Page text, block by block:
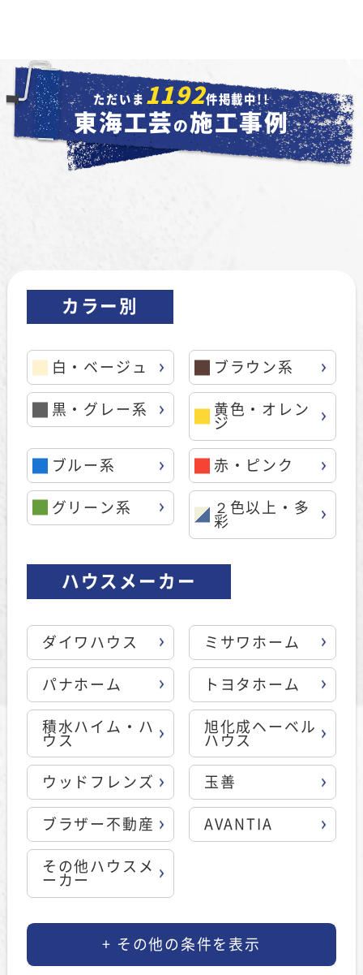
ただいま 1192件掲載中!!
東海工芸 の 施工事例
カラー別
白・ベージュ ブラウン系
黒・グレー系
黄色・オレン
ジ
ブルー系 赤・ピンク
グリーン系
２色以上・多
彩
ハウスメーカー
ダイワハウス ミサワホーム
パナホーム トヨタホーム
積水ハイム・ハ
ウス
旭化成ヘーベル
ハウス
ウッドフレンズ 玉善
ブラザー不動産 AVANTIA
その他ハウスメ
ーカー